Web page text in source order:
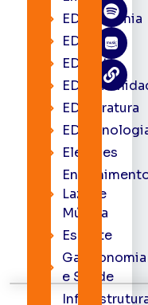
EDacademia
EDbrasília
EDcast
EDliteratura
Eleições
Lazer e
Música
Esporte
Gastronomia
e Saúde